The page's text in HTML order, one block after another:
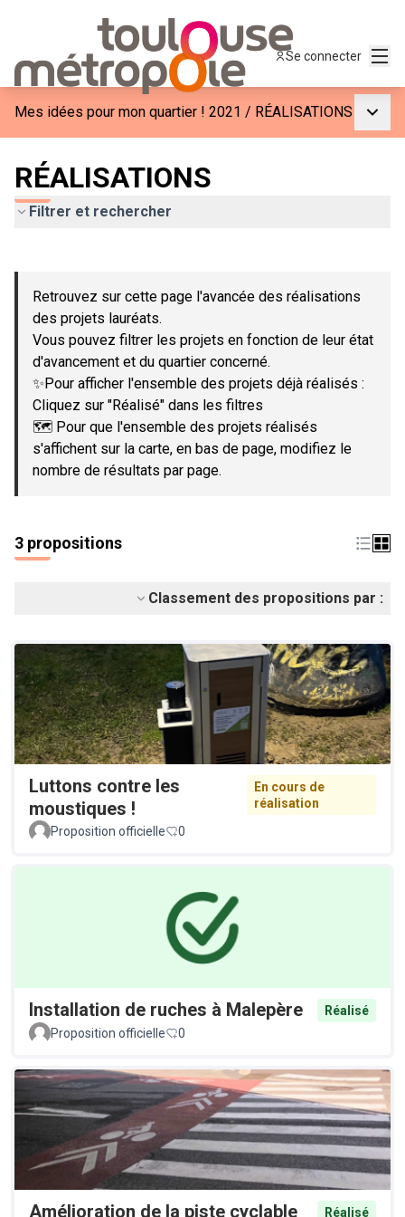
Se connecter
Mes idées pour mon quartier ! 2021 / RÉALISATIONS
RÉALISATIONS
Filtrer et rechercher
−
Retrouvez sur cette page l'avancée des réalisations
des projets lauréats.
Vous pouvez filtrer les projets en fonction de leur état
d'avancement et du quartier concerné.
✨Pour afficher l'ensemble des projets déjà réalisés :
Cliquez sur "Réalisé" dans les filtres
🗺️ Pour que l'ensemble des projets réalisés
s'affichent sur la carte, en bas de page, modifiez le
nombre de résultats par page.
3 propositions
Classement des propositions par :
Luttons contre les
moustiques !
En cours de
réalisation
Proposition officielle
0
Installation de ruches à Malepère
Réalisé
Proposition officielle
0
Amélioration de la piste cyclable Réalisé